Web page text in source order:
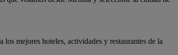
mejores hoteles, actividades y restaurantes de la